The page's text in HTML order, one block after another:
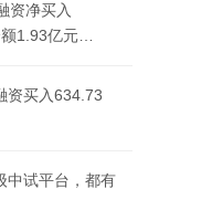
资净买入
1.93亿元
资买入634.73
中试平台，都有